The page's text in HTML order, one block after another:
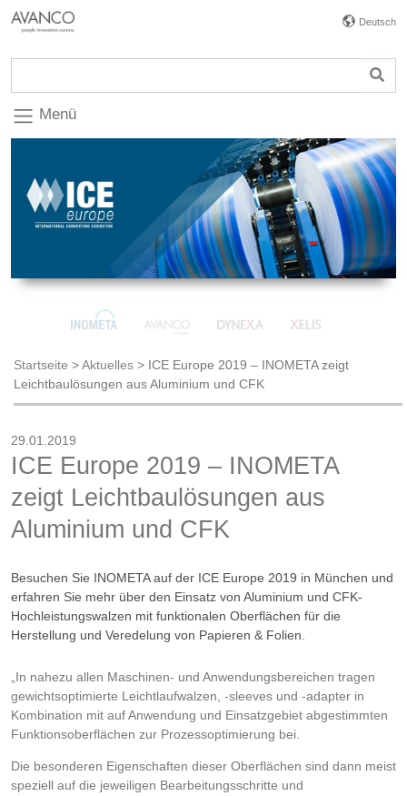
Deutsch
Menü
Startseite >Aktuelles > ICE Europe 2019 – INOMETA zeigt
Leichtbaulösungen aus Aluminium und CFK
29.01.2019
ICE Europe 2019 – INOMETA
zeigt Leichtbaulösungen aus
Aluminium und CFK
Besuchen Sie INOMETA auf der ICE Europe 2019 in München und
erfahren Sie mehr über den Einsatz von Aluminium und CFK-
Hochleistungswalzen mit funktionalen Oberflächen für die
Herstellung und Veredelung von Papieren & Folien.
„In nahezu allen Maschinen- und Anwendungsbereichen tragen
gewichtsoptimierte Leichtlaufwalzen, -sleeves und -adapter in
Kombination mit auf Anwendung und Einsatzgebiet abgestimmten
Funktionsoberflächen zur Prozessoptimierung bei.
Die besonderen Eigenschaften dieser Oberflächen sind dann meist
speziell auf die jeweiligen Bearbeitungsschritte und